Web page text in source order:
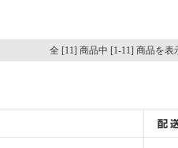
全 [11] 商品中 [1-11] 商品を表